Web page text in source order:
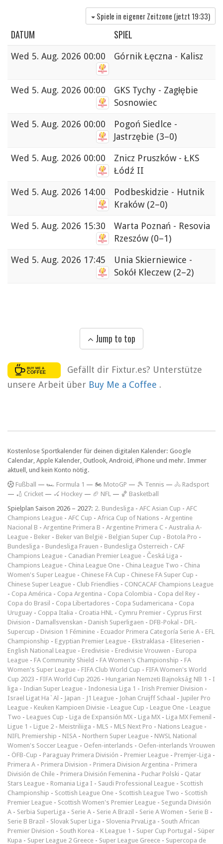
Spiele in eigener Zeitzone (jetzt 19:33)
DATUM SPIEL
Wed 5. Aug. 2026 00:00 Górnik Łęczna - Kalisz
Wed 5. Aug. 2026 00:00
GKS Tychy - Zagłębie
Sosnowiec
Wed 5. Aug. 2026 00:00
Pogoń Siedlce -
Jastrzębie (3–0)
Wed 5. Aug. 2026 00:00
Znicz Pruszków - ŁKS
Łódź II
Wed 5. Aug. 2026 14:00
Podbeskidzie - Hutnik
Kraków (2–0)
Wed 5. Aug. 2026 15:30
Warta Poznań - Resovia
Rzeszów (0–1)
Wed 5. Aug. 2026 17:45
Unia Skierniewice -
Sokół Kleczew (2–2)
Jump to top
Gefällt dir Fixtur.es? Unterstütze
unsere Arbeit über Buy Me a Coffee .
Kostenlose Sportkalender für deinen digitalen Kalender: Google
Calendar, Apple Kalender, Outlook, Android, iPhone und mehr. Immer
aktuell, und kein Konto nötig.
Fußball — 🏎️ Formula 1 — 🏍 MotoGP — 🎾 Tennis — 🚴 Radsport
— 🏏 Cricket — 🏑 Hockey — 🏈 NFL — 🏀 Basketball
Spielplan Saison 2026 – 2027: 2. Bundesliga - AFC Asian Cup - AFC
Champions League - AFC Cup - Africa Cup of Nations - Argentine
Nacional B - Argentine Primera B - Argentine Primera C - Australia A-
League - Beker - Beker van België - Belgian Super Cup - Botola Pro -
Bundesliga - Bundesliga Frauen - Bundesliga Österreich - CAF
Champions League - Canadian Premier League - Česká Liga -
Champions League - China League One - China League Two - China
Women's Super League - Chinese FA Cup - Chinese FA Super Cup -
Chinese Super League - Club Friendlies - CONCACAF Champions League
- Copa América - Copa Argentina - Copa Colombia - Copa del Rey -
Copa do Brasil - Copa Libertadores - Copa Sudamericana - Copa
Uruguay - Coppa Italia - Croatia HNL - Cymru Premier - Cyprus First
Division - Damallsvenskan - Danish Superligaen - DFB-Pokal - DFL-
Supercup - Division 1 Féminine - Ecuador Primera Categoría Serie A - EFL
Championship - Egyptian Premier League - Ekstraklasa - Eliteserien -
English National League - Eredivisie - Eredivisie Vrouwen - Europa
League - FA Community Shield - FA Women's Championship - FA
Women's Super League - FIFA Club World Cup - FIFA Women's World
Cup 2023 - FIFA World Cup 2026 - Hungarian Nemzeti Bajnokság NB 1 - I
liga - Indian Super League - Indonesia Liga 1 - Irish Premier Division -
Israel Ligat Ha`Al - Japan - J1 League - Johan Cruijff Schaal - Jupiler Pro
League - Keuken Kampioen Divisie - League Cup - League One - League
Two - Leagues Cup - Liga de Expansión MX - Liga MX - Liga MX Femenil -
Ligue 1 - Ligue 2 - Meistriliiga - MLS - MLS Next Pro - Nations League -
NIFL Premiership - NISA - Northern Super League - NWSL National
Women's Soccer League - Oefen-interlands - Oefen-interlands Vrouwen
- ÖFB-Cup - Paraguay Primera División - Premier League - Premjer-Liga -
Primera A - Primera Division - Primera Division Argentina - Primera
División de Chile - Primera División Femenina - Puchar Polski - Qatar
Stars League - Romania Liga I - Saudi Professional League - Scottish
Championship - Scottish League One - Scottish League Two - Scottish
Premier League - Scottish Women's Premier League - Segunda División
A - Serbia SuperLiga - Serie A - Serie A Brazil - Serie A Women - Serie B -
Serie B Brazil - Slovak Super Liga - Slovenia PrvaLiga - South African
Premier Division - South Korea - K League 1 - Super Cup Portugal - Süper
Kupa - Super League 2 Greece - Super League Greece - Supercopa de